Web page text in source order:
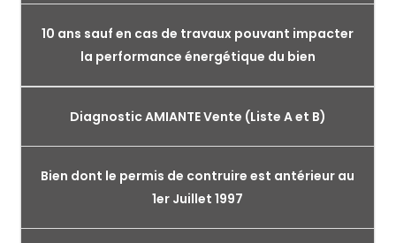
10 ans sauf en cas de travaux pouvant impacter
la performance énergétique du bien
Diagnostic AMIANTE Vente (Liste A et B)
Bien dont le permis de contruire est antérieur au
1er Juillet 1997